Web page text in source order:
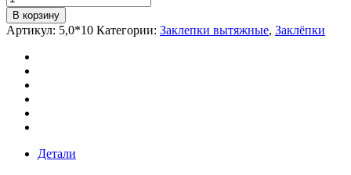
В корзину
Артикул: 5,0*10 Категории: Заклепки вытяжные, Заклёпки
Детали